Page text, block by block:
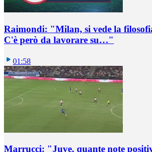
Raimondi: "Milan, si vede la
C'è però da lavorare su…"
01:58
Marrucci: "Juve, quante note